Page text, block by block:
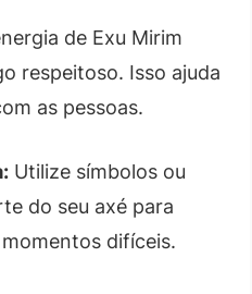
de Exu Mirim
respeitoso. Isso ajuda
as pessoas.
Utilize símbolos ou
do seu axé para
difíceis.